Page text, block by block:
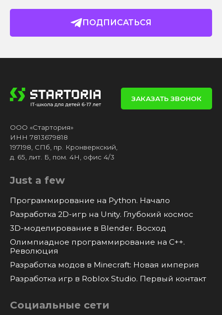
ПОДПИСАТЬСЯ
ООО «Стартория»
ИНН 7813679818
197198, СПб, пр. Кронверкский,
д. 65, лит. Б, пом. 4Н, офис 4/3
ЗАКАЗАТЬ ЗВОНОК
Just a few
Программирование на Python. Начало
Разработка 2D-игр на Unity. Глубокий космос
3D-моделирование в Blender. Восход
Олимпиадное программирование на C++.
Революция
Разработка модов в Minecraft: Новая империя
Разработка игр в Roblox Studio. Первый контакт
Социальные сети